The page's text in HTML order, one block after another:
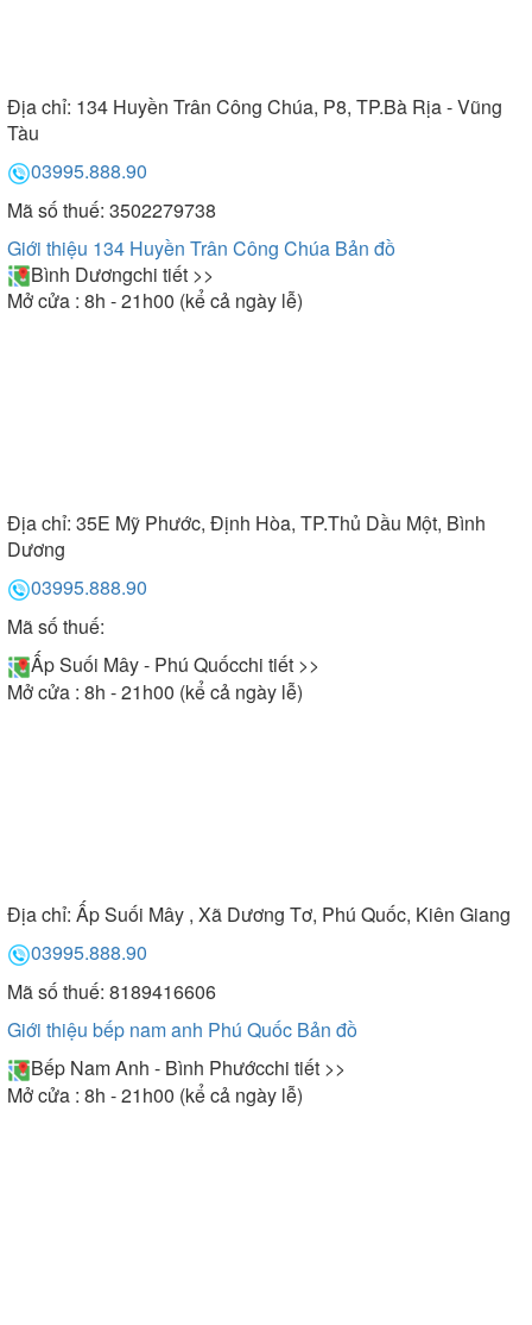
Địa chỉ: 134 Huyền Trân Công Chúa, P8, TP.Bà Rịa - Vũng
Tàu
03995.888.90
Mã số thuế: 3502279738
Giới thiệu 134 Huyền Trân Công Chúa Bản đồ
Bình Dươngchi tiết >>
Mở cửa : 8h - 21h00 (kể cả ngày lễ)
Địa chỉ: 35E Mỹ Phước, Định Hòa, TP.Thủ Dầu Một, Bình
Dương
03995.888.90
Mã số thuế:
Ấp Suối Mây - Phú Quốcchi tiết >>
Mở cửa : 8h - 21h00 (kể cả ngày lễ)
Địa chỉ: Ấp Suối Mây , Xã Dương Tơ, Phú Quốc, Kiên Giang
03995.888.90
Mã số thuế: 8189416606
Giới thiệu bếp nam anh Phú Quốc Bản đồ
Bếp Nam Anh - Bình Phướcchi tiết >>
Mở cửa : 8h - 21h00 (kể cả ngày lễ)